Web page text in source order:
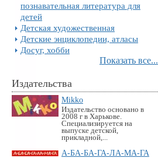
познавательная литература для
детей
Детская художественная
Детские энциклопедии, атласы
Досуг, хобби
Показать все...
Издательства
Mikko
Издательство основано в
2008 г в Харькове.
Специализируется на
выпуске детской,
прикладной,...
А-БА-БА-ГА-ЛА-МА-ГА